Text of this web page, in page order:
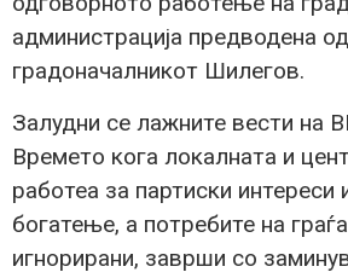
администрација предводена
градоначалникот Шилегов.
Залудни се лажните вести
Времето кога локалната и
работеa за партиски интереси
богатење, а потребите на
игнорирани, заврши со